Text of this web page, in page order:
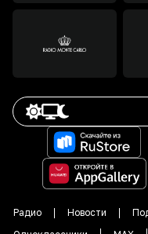
Радио Новости